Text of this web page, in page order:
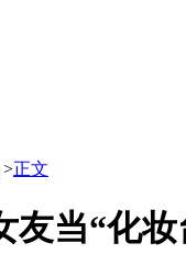
>正文
友当“化妆